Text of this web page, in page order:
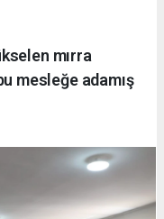
mırra
mesleğe adamış